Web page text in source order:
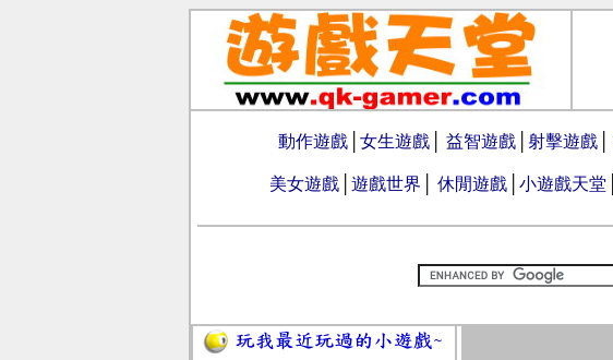
動作遊戲 女生遊戲 益智遊戲 射擊遊戲
美女遊戲 遊戲世界 休閒遊戲 小遊戲天堂